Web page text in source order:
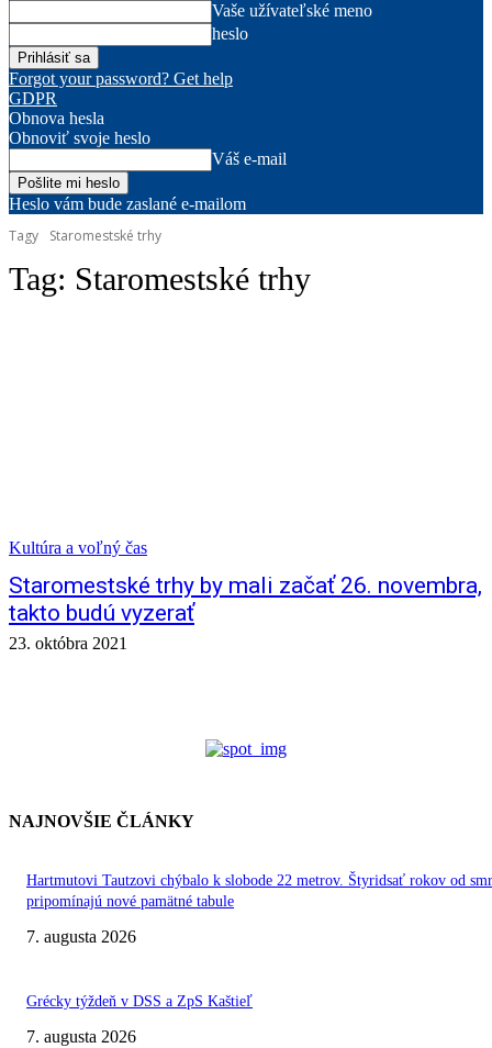
Vaše užívateľské meno
heslo
Forgot your password? Get help
GDPR
Obnova hesla
Obnoviť svoje heslo
Váš e-mail
Heslo vám bude zaslané e-mailom
Tagy
Staromestské trhy
Tag: Staromestské trhy
Kultúra a voľný čas
Staromestské trhy by mali začať 26. novembra,
takto budú vyzerať
23. októbra 2021
NAJNOVŠIE ČLÁNKY
Hartmutovi Tautzovi chýbalo k slobode 22 metrov. Štyridsať rokov od
pripomínajú nové pamätné tabule
7. augusta 2026
Grécky týždeň v DSS a ZpS Kaštieľ
7. augusta 2026